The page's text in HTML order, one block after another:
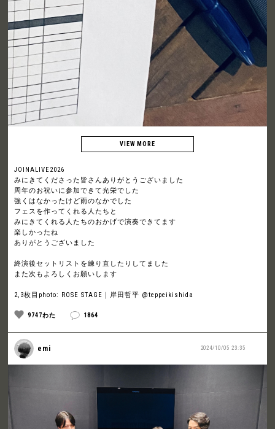
JOINALIVE2026
みにきてくださった皆さんありがとうございました
周年のお祝いに参加できて光栄でした
強くはなかったけど雨のなかでした
フェスを作ってくれる人たちと
みにきてくれる人たちのおかげで演奏できてます
楽しかったね
ありがとうございました
終演後セットリストを練り直したりしてました
また次もよろしくお願いします
2,3枚目photo: ROSE STAGE｜岸田哲平 @teppeikishida
9747わた 1864
2024/10/05 23:35
emi